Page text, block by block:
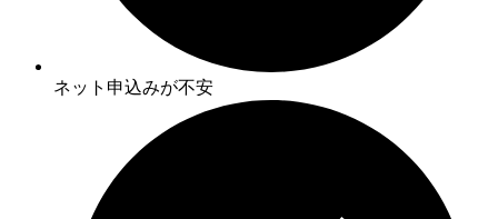
ネット申込みが不安